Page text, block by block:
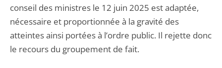
conseil des ministres le 12 juin 2025 est adaptée,
nécessaire et proportionnée à la gravité des
atteintes ainsi portées à l’ordre public. Il rejette donc
le recours du groupement de fait.